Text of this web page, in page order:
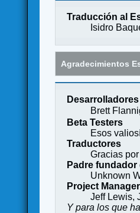
Traducción al
Isidro
Agradecimientos
Brett
Beta Testers
Esos
Traductores
Gracias
Padre fundador
Unknown
Project
Jeff Lewis,
Y para los que